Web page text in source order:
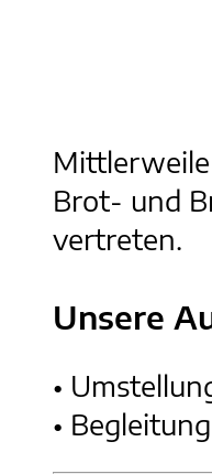
Brot- und
vertreten.
Unsere
•
•